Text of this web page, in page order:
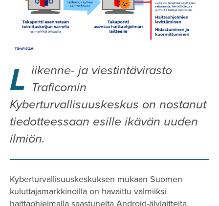
L iikenne- ja viestintävirasto
Traficomin
Kyberturvallisuuskeskus on nostanut
tiedotteessaan esille ikävän uuden
ilmiön.
Kyberturvallisuuskeskuksen mukaan Suomen
kuluttajamarkkinoilla on havaittu valmiiksi
haittaohjelmalla saastuneita Android-älylaitteita.